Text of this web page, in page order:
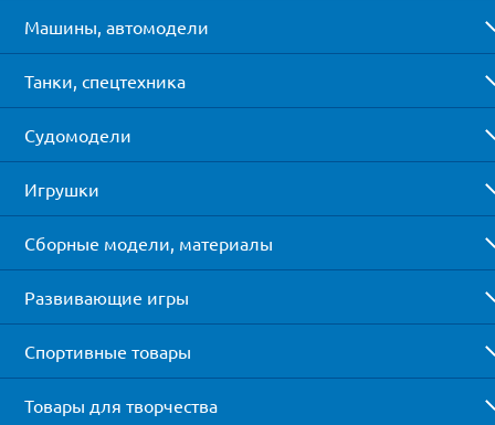
Машины, автомодели
Танки, спецтехника
Судомодели
Игрушки
Сборные модели, материалы
Развивающие игры
Спортивные товары
Товары для творчества